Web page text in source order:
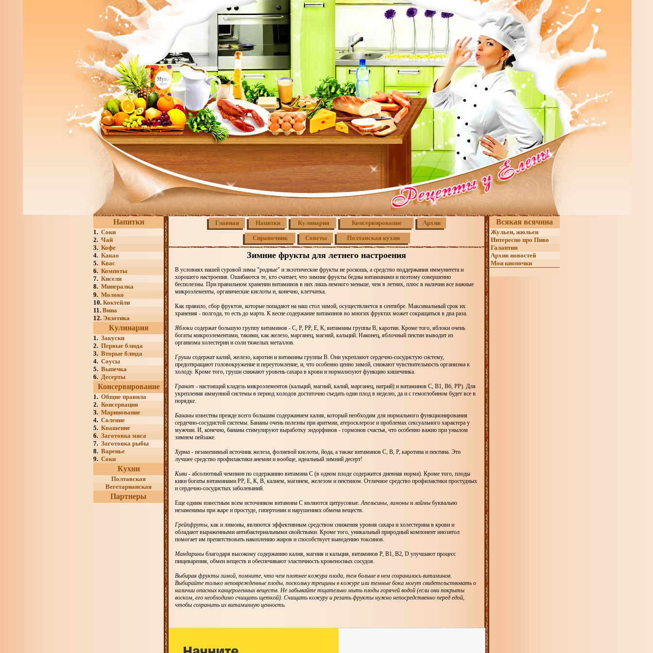
Напитки
1. Соки
2. Чай
3. Кофе
4. Какао
5. Квас
6. Компоты
7. Кисели
8. Минералка
9. Молоко
10. Коктейли
11. Вина
12. Экзотика
Кулинария
1. Закуски
2. Первые блюда
3. Вторые блюда
4. Соусы
5. Выпечка
6. Десерты
Консервирование
1. Общие правила
2. Консервация
3. Маринование
4. Соление
5. Квашение
6. Заготовка мяса
7. Заготовка рыбы
8. Варенье
9. Соки
Кухни
Полтавская
Вегетарианская
Партнеры
Главная Напитки Кулинария Консервирование Архив
Справочник Советы Полтавская кухня
Зимние фрукты для летнего настроения
В условиях нашей суровой зимы "родные" и экзотические фрукты не роскошь, а средство поддержания иммунитета и
хорошего настроения. Ошибаются те, кто считает, что зимние фрукты бедны витаминами и поэтому совершенно
бесполезны. При правильном хранении витаминов в них лишь немного меньше, чем в летних, плюс в наличии все важные
микроэлементы, органические кислоты и, конечно, клетчатка.
Как правило, сбор фруктов, которые попадают на наш стол зимой, осуществляется в сентябре. Максимальный срок их
хранения - полгода, то есть до марта. К весне содержание витаминов во многих фруктах может сокращаться в два раза.
Яблоки содержат большую группу витаминов - С, Р, РР, Е, К, витамины группы В, каротин. Кроме того, яблоки очень
богаты микроэлементами, такими, как железо, марганец, магний, кальций. Наконец, яблочный пектин выводит из
организма холестерин и соли тяжелых металлов.
Груши содержат калий, железо, каротин и витамины группы В. Они укрепляют сердечно-сосудистую систему,
предотвращают головокружение и переутомление, и, что особенно ценно зимой, снижают чувствительность организма к
холоду. Кроме того, груши снижают уровень сахара в крови и нормализуют функцию кишечника.
Гранат - настоящий кладезь микроэлементов (кальций, магний, калий, марганец, натрий) и витаминов С, В1, В6, РР). Для
укрепления иммунной системы в период холодов достаточно съедать один плод в неделю, да и с гемоглобином будет все в
порядке.
Бананы известны прежде всего большим содержанием калия, который необходим для нормального функционирования
сердечно-сосудистой системы. Бананы очень полезны при аритмии, атеросклерозе и проблемах сексуального характера у
мужчин. И, конечно, бананы стимулируют выработку эндорфинов - гормонов счастья, что особенно важно при унылом
зимнем пейзаже.
Хурма - незаменимый источник железа, фолиевой кислоты, йода, а также витаминов С, В, Р, каротина и пектина. Это
лучшее средство профилактики анемии и вообще, идеальный зимний десерт!
Киви - абсолютный чемпион по содержанию витамина С (в одном плоде содержится дневная норма). Кроме того, плоды
киви богаты витаминами РР, Е, К, В, калием, магнием, железом и пектином. Отличное средство профилактики простудных
и сердечно-сосудистых заболеваний.
Еще одним известным всем источником витамина С являются цитрусовые.Апельсины,лимоны илаймы буквально
незаменимы при жаре и простуде, гипертонии и нарушениях обмена веществ.
Грейпфруты, как и лимоны, являются эффективным средством снижения уровня сахара и холестерина в крови и
обладают выраженными антибактериальными свойствами. Кроме того, уникальный природный компонент инозитол
помогает им препятствовать накоплению жиров и способствует выведению токсинов.
Мандарины благодаря высокому содержанию калия, магния и кальция, витаминов Р, В1, В2, D улучшают процесс
пищеварения, обмен веществ и обеспечивают эластичность кровеносных сосудов.
Выбирая фрукты зимой, помните, что чем плотнее кожура плода, тем больше в нем сохранилось витаминов.
Выбирайте только неповрежденные плоды, поскольку трещины в кожуре или темные бока могут свидетельствовать о
наличии опасных канцерогенных веществ. Не забывайте тщательно мыть плоды горячей водой (если они покрыты
воском, его необходимо счищать щеткой). Счищать кожуру и резать фрукты нужно непосредственно перед едой,
чтобы сохранить их витаминную ценность.
Всякая всячина
Жульен, жюльен
Интересно про Пиво
Галантин
Архив новостей
Мои кнопочки